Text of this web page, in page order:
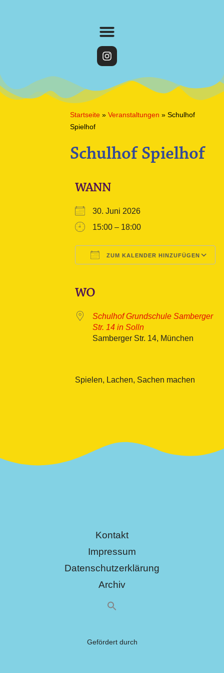
Startseite » Veranstaltungen » Schulhof
Spielhof
Schulhof Spielhof
WANN
30. Juni 2026
15:00 – 18:00
ZUM KALENDER HINZUFÜGEN
WO
Schulhof Grundschule Samberger
Str. 14 in Solln
Samberger Str. 14, München
Spielen, Lachen, Sachen machen
Kontakt
Impressum
Datenschutzerklärung
Archiv
Gefördert durch